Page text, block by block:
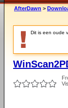
AfterDawn >
Dit is een oude